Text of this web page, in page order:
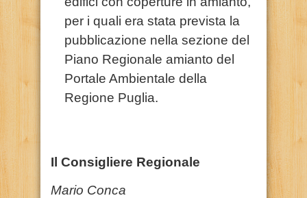
per i quali era stata prevista la
pubblicazione nella sezione del
Piano Regionale amianto del
Portale Ambientale della
Regione Puglia.
Il Consigliere Regionale
Mario Conca